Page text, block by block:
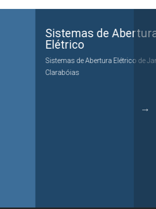
Sistemas de Abertura
Sistemas de Abertura Elétrico de Janelas e